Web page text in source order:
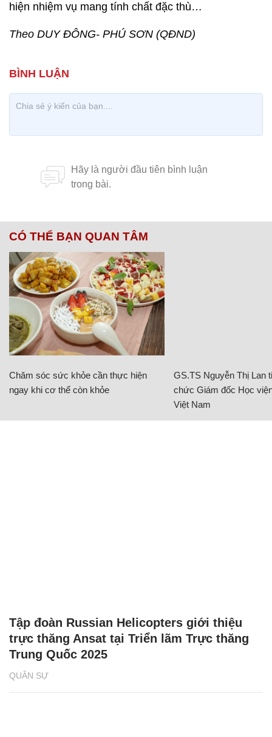
hiện nhiệm vụ mang tính chất đặc thù…
Theo DUY ĐÔNG- PHÚ SƠN (QĐND)
CÓ THỂ BẠN QUAN TÂM
Chăm sóc sức khỏe cần thực hiện
ngay khi cơ thể còn khỏe
GS.TS Nguyễn Thị Lan
chức Giám đốc Học
Việt Nam
QUÂN SỰ
Tập đoàn Russian Helicopters giới thiệu
trực thăng Ansat tại Triển lãm Trực thăng
Trung Quốc 2025